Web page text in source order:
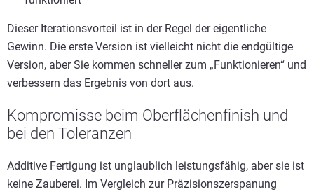
Dieser Iterationsvorteil ist in der Regel der eigentliche
Gewinn. Die erste Version ist vielleicht nicht die endgültige
Version, aber Sie kommen schneller zum „Funktionieren“ und
verbessern das Ergebnis von dort aus.
Kompromisse beim Oberflächenfinish und
bei den Toleranzen
Additive Fertigung ist unglaublich leistungsfähig, aber sie ist
keine Zauberei. Im Vergleich zur Präzisionszerspanung